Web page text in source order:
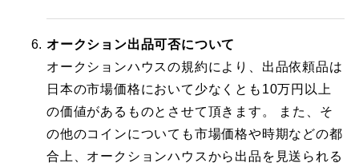
オークション出品可否について
オークションハウスの規約により、出品依頼品は
日本の市場価格において少なくとも10万円以上
の価値があるものとさせて頂きます。 また、そ
の他のコインについても市場価格や時期などの都
合上、オークションハウスから出品を見送られる